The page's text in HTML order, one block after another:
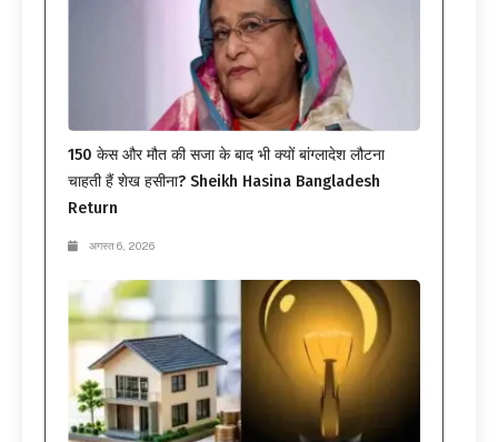
150 केस और मौत की सजा के बाद भी क्यों बांग्लादेश लौटना
चाहती हैं शेख हसीना? Sheikh Hasina Bangladesh
Return
अगस्त 6, 2026